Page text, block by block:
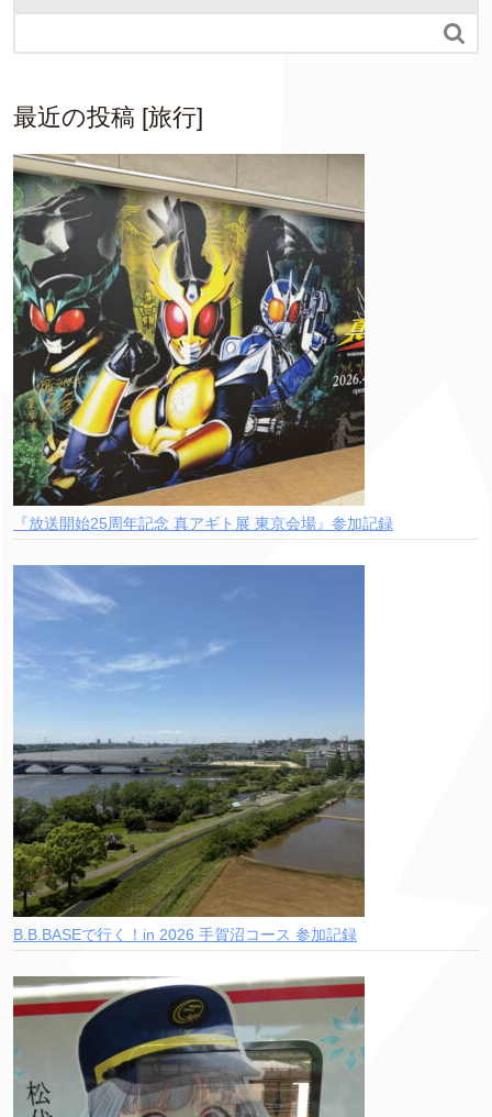

最近の投稿 [旅行]
『放送開始25周年記念 真アギト展 東京会場』参加記録
B.B.BASEで行く！in 2026 手賀沼コース 参加記録